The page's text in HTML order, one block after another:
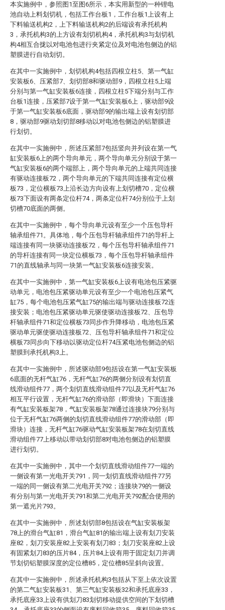
本实施例中，参照图1至图6所示，本实用新型的一种锂电
池自动上料划切机，包括工作台板1，工作台板1上设有上
下料输送机构2，上下料输送机构2的后端设有承托机构
3，承托机构3的上方设有划切机构4，承托机构3与划切机
构4相互合拢以对电池包进行夹紧定位及对电池包侧边的铝
塑膜进行自动划切。
在其中一实施例中，划切机构4包括四根立柱5、第一气缸
安装板6、压紧部7、划切部8和驱动部9，四根立柱5上端
分别与第一气缸安装板6连接，四根立柱5下端分别与工作
台板1连接，压紧部7设于第一气缸安装板6上，驱动部9设
于第一气缸安装板6底面，驱动部9的输出端上设有划切部
8，驱动部9驱动划切部8移动以对电池包侧边的铝塑膜进
行划切。
在其中一实施例中，所述压紧部7包括竖向并列设在第一气
缸安装板6上的两个导向单元，两个导向单元分别设于第一
气缸安装板6的两个端部上，两个导向单元的上端共同连接
有驱动连接板72，两个导向单元的下端共同连接有定位横
板73，定位横板73上沿长边方向设有上划切槽70，定位横
板73下面设有两条定位杆74，两条定位杆74分别位于上划
切槽70底面的两侧。
在其中一实施例中，每个导向单元设有至少一个压包导杆
轴承组件71。具体地，每个压包导杆轴承组件71的导杆上
端连接有同一块驱动连接板72，每个压包导杆轴承组件71
的导杆连接有同一块定位横板73，每个压包导杆轴承组件
71的直线轴承与同一块第一气缸安装板6连接安装。
在其中一实施例中，第一气缸安装板6上设有电池包压紧驱
动单元，电池包压紧驱动单元设有至少一个电池包压紧气
缸75，每个电池包压紧气缸75的输出端与驱动连接板72连
接安装；电池包压紧驱动单元驱使驱动连接板72、压包导
杆轴承组件71和定位横板73同步作升降移动，电池包压紧
驱动单元驱使驱动连接板72、压包导杆轴承组件71和定位
横板73同步向下移动以驱动定位杆74压紧电池包侧边的铝
塑膜到承托机构3上。
在其中一实施例中，所述驱动部9包括设在第一气缸安装板
6底面的无杆气缸76，无杆气缸76的两侧分别设有划切直
线滑动组件77，两个划切直线滑动组件77以及无杆气缸76
相互平行设置，无杆气缸76的滑动部（即滑块）下面连接
有气缸安装板架78，气缸安装板架78通过连接块79分别与
位于无杆气缸76两侧的划切直线滑动组件77的滑动部（即
滑块）连接，无杆气缸76驱动气缸安装板架78在划切直线
滑动组件77上移动以带动划切部8对电池包侧边的铝塑膜
进行划切。
在其中一实施例中，其中一个划切直线滑动组件77一端的
一侧设有第一光电开关791，同一划切直线滑动组件77另
一端的同一侧设有第二光电开关792；连接块79的一侧设
有分别与第一光电开关791和第二光电开关792配合使用的
第一遮光片793。
在其中一实施例中，所述划切部8包括设在气缸安装板架
78上的滑台气缸81，滑台气缸81的输出端上设有划刀安装
座82，划刀安装座82上安装有划刀83；划刀安装座82上设
有固紧划刀83的压片84，压片84上设有用于固定划刀并调
节划切铝塑膜深度的定位槽85，定位槽85呈斜向设置。
在其中一实施例中，所述承托机构3包括从下至上依次设置
的第二气缸安装板31、第三气缸安装板32和承托底座33，
承托底座33上设有供划刀83划切移动提供空间的下划切槽